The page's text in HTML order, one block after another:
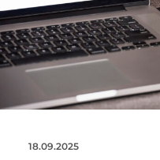
18.09.2025